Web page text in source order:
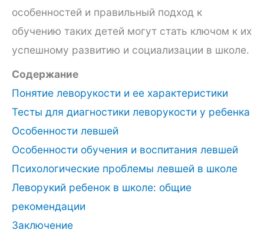
особенностей и правильный подход к
обучению таких детей могут стать ключом к их
успешному развитию и социализации в школе.
Содержание
Понятие леворукости и ее характеристики
Тесты для диагностики леворукости у ребенка
Особенности левшей
Особенности обучения и воспитания левшей
Психологические проблемы левшей в школе
Леворукий ребенок в школе: общие
рекомендации
Заключение